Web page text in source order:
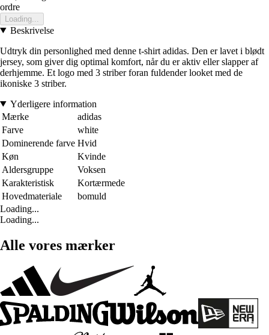
ordre
Loading...
Beskrivelse
Udtryk din personlighed med denne t-shirt adidas. Den er lavet i blødt
jersey, som giver dig optimal komfort, når du er aktiv eller slapper af
derhjemme. Et logo med 3 striber foran fuldender looket med de
ikoniske 3 striber.
Yderligere information
Mærke
adidas
Farve
white
Dominerende farve Hvid
Køn
Kvinde
Aldersgruppe
Voksen
Karakteristisk
Kortærmede
Hovedmateriale
bomuld
Loading...
Loading...
Alle vores mærker